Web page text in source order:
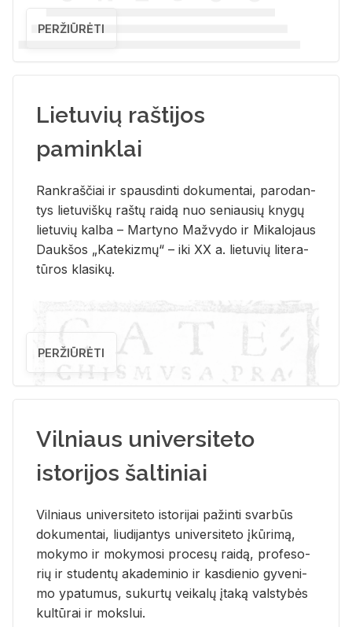
PERŽIŪRĖTI
Lietuvių raštijos
paminklai
Rank­raš­čiai ir spaus­din­ti do­ku­men­tai, pa­ro­dan­
tys lie­tu­viš­kų raš­tų rai­dą nuo se­niau­sių kny­gų
lie­tu­vių kal­ba – Mar­ty­no Ma­žvy­do ir Mi­ka­lo­jaus
Dauk­šos „Ka­te­kiz­mų“ – iki XX a. lie­tu­vių li­te­ra­
tū­ros kla­si­kų.
PERŽIŪRĖTI
Vilniaus universiteto
istorijos šaltiniai
Vil­niaus uni­ver­si­te­to is­to­ri­jai pa­žin­ti svar­būs
do­ku­men­tai, liu­di­jan­tys uni­ver­si­te­to įkū­ri­mą,
mo­ky­mo ir mo­ky­mo­si pro­ce­sų rai­dą, pro­fe­so­
rių ir stu­den­tų aka­de­mi­nio ir kas­die­nio gy­ve­ni­
mo ypa­tu­mus, su­kur­tų vei­ka­lų įta­ką vals­ty­bės
kul­tū­rai ir moks­lui.